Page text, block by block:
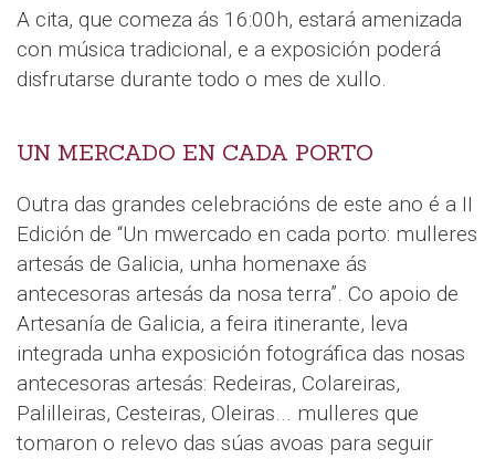
A cita, que comeza ás 16:00h, estará amenizada
con música tradicional, e a exposición poderá
disfrutarse durante todo o mes de xullo.
UN MERCADO EN CADA PORTO
Outra das grandes celebracións de este ano é a II
Edición de “Un mwercado en cada porto: mulleres
artesás de Galicia, unha homenaxe ás
antecesoras artesás da nosa terra”. Co apoio de
Artesanía de Galicia, a feira itinerante, leva
integrada unha exposición fotográfica das nosas
antecesoras artesás: Redeiras, Colareiras,
Palilleiras, Cesteiras, Oleiras... mulleres que
tomaron o relevo das súas avoas para seguir